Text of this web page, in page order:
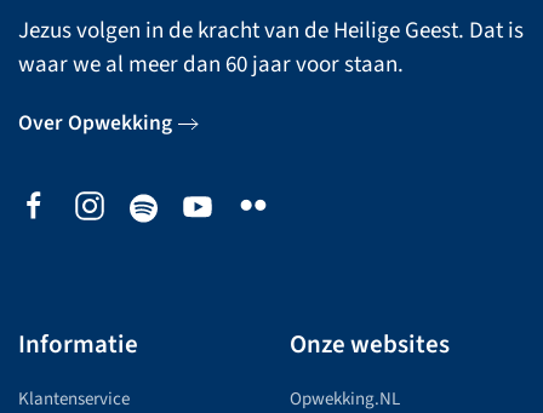
Jezus volgen in de kracht van de Heilige Geest. Dat is
waar we al meer dan 60 jaar voor staan.
Over Opwekking
Informatie
Klantenservice
Onze websites
Opwekking.NL